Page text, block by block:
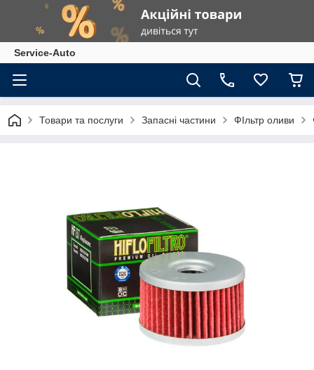
Service-Auto
Товари та послуги Запасні частини ФІльтр оливи